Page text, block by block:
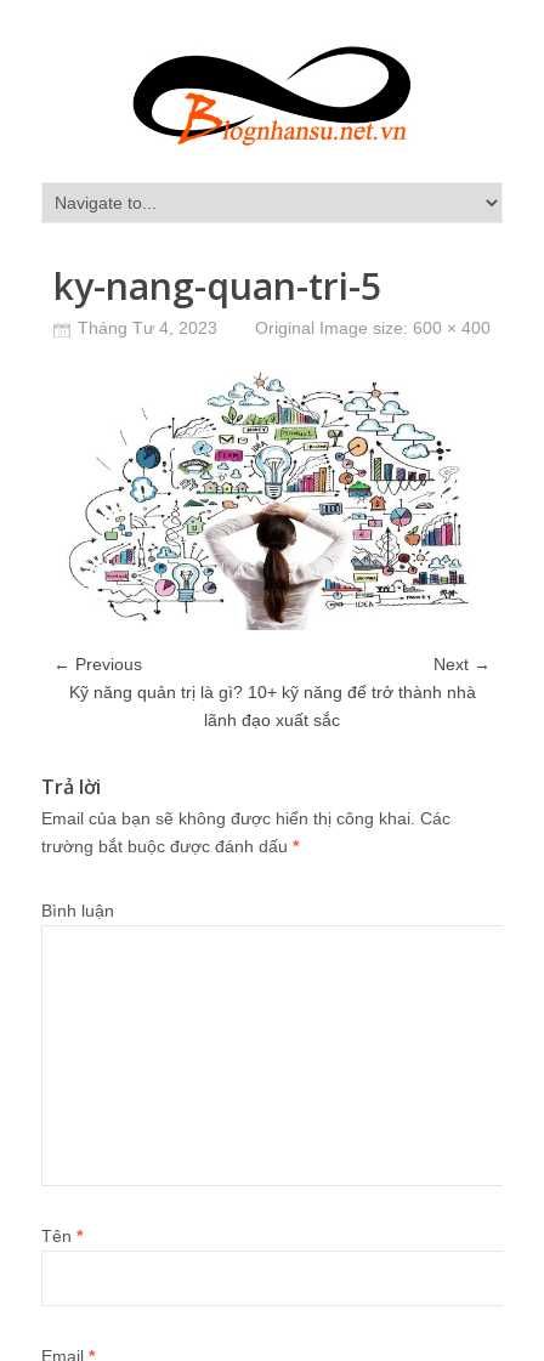
ky-nang-quan-tri-5
Tháng Tư 4, 2023 Original Image size: 600 × 400
← Previous
Next →
Kỹ năng quản trị là gì? 10+ kỹ năng để trở thành nhà
lãnh đạo xuất sắc
Trả lời
Email của bạn sẽ không được hiển thị công khai. Các
trường bắt buộc được đánh dấu *
Bình luận
Tên *
Email *